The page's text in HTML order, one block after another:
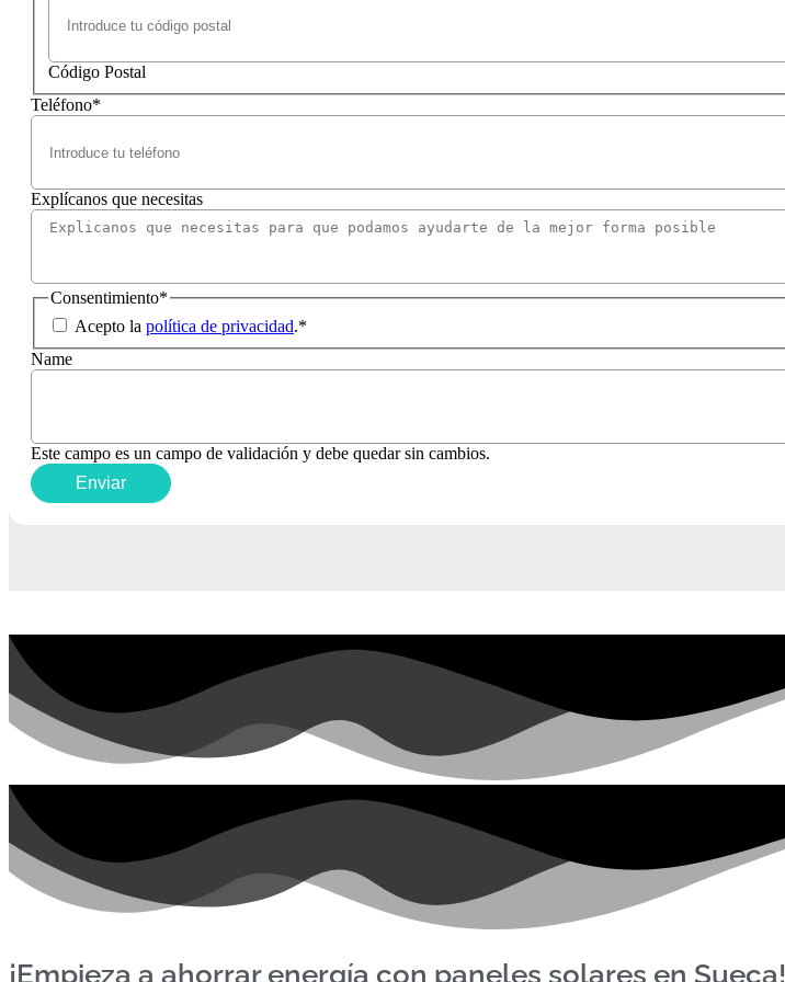
Código Postal
Teléfono*
Explícanos que necesitas
Consentimiento*
Acepto la política de privacidad.*
Name
Este campo es un campo de validación y debe quedar sin cambios.
¡Empieza a ahorrar energía con paneles solares en Sueca!